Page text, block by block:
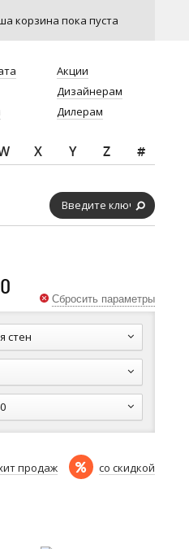
корзина пока пуста
Акции
Дизайнерам
Дилерам
X Y Z #
стен
Сбросить параметры
продаж со скидкой